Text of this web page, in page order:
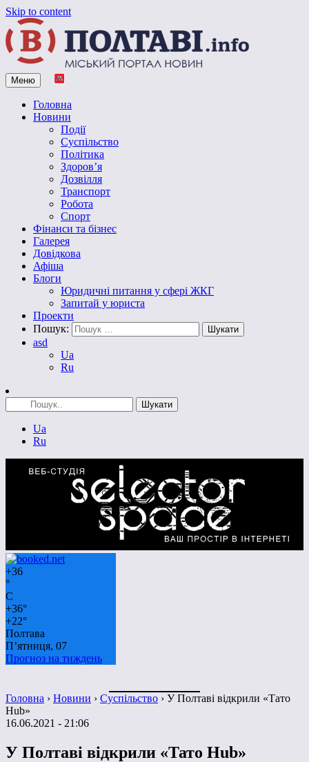
Skip to content
Vpoltave.info
Полтавський портал новин
Меню
Головна
Новини
Події
Суспільство
Політика
Здоров’я
Дозвілля
Транспорт
Робота
Спорт
Фінанси та бізнес
Галерея
Довідкова
Афіша
Блоги
Юридичні питання у сфері ЖКГ
Запитай у юриста
Проекти
Пошук:
asd
Ua
Ru
Ua
Ru
+36
°
C
+36°
+22°
Полтава
П’ятниця, 07
Прогноз на тиждень
Головна › Новини › Суспільство › У Полтаві відкрили «Тато
Hub»
16.06.2021 - 21:06
У Полтаві відкрили «Тато Hub»